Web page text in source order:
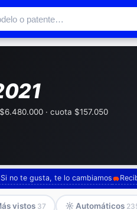
concesionario
incluida. Súmale 12 o 24
Si no te gusta, te lo cambiamos